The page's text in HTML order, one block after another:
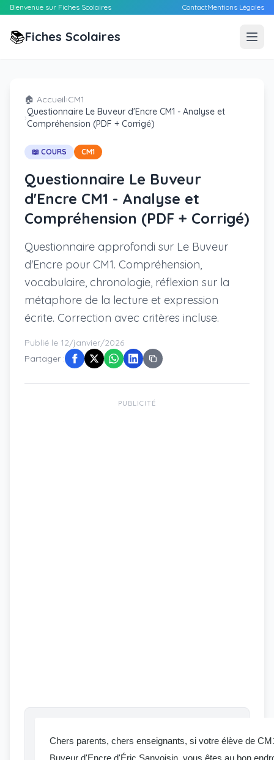
Bienvenue sur Fiches Scolaires ContactMentions Légales
📚Fiches Scolaires
🏠 Accueil›CM1
›
Questionnaire Le Buveur d'Encre CM1 - Analyse et
Compréhension (PDF + Corrigé)
📖 COURS CM1
Questionnaire Le Buveur
d'Encre CM1 - Analyse et
Compréhension (PDF + Corrigé)
Questionnaire approfondi sur Le Buveur
d'Encre pour CM1. Compréhension,
vocabulaire, chronologie, réflexion sur la
métaphore de la lecture et expression
écrite. Correction avec critères incluse.
Publié le 12/janvier/2026
Partager :
PUBLICITÉ
Chers parents, chers enseignants, si votre élève de
Buveur d'Encre d'Éric Sanvoisin, vous êtes au bon